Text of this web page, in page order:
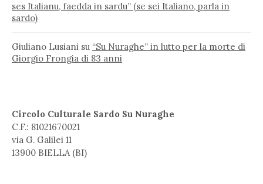
ses Italianu, faedda in sardu” (se sei Italiano, parla in
sardo)
Giuliano Lusiani su “Su Nuraghe” in lutto per la morte di
Giorgio Frongia di 83 anni
Circolo Culturale Sardo Su Nuraghe
C.F.: 81021670021
via G. Galilei 11
13900 BIELLA (BI)